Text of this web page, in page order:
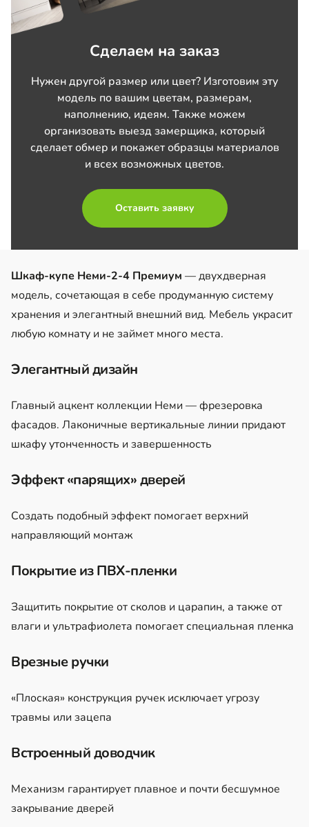
Сделаем на заказ
Нужен другой размер или цвет? Изготовим эту
модель по вашим цветам, размерам,
наполнению, идеям. Также можем
организовать выезд замерщика, который
сделает обмер и покажет образцы материалов
и всех возможных цветов.
Оставить заявку
Шкаф-купе Неми-2-4 Премиум — двухдверная
модель, сочетающая в себе продуманную систему
хранения и элегантный внешний вид. Мебель украсит
любую комнату и не займет много места.
Элегантный дизайн
Главный ацкент коллекции Неми — фрезеровка
фасадов. Лаконичные вертикальные линии придают
шкафу утонченность и завершенность
Эффект «парящих» дверей
Создать подобный эффект помогает верхний
направляющий монтаж
Покрытие из ПВХ-пленки
Защитить покрытие от сколов и царапин, а также от
влаги и ультрафиолета помогает специальная пленка
Врезные ручки
«Плоская» конструкция ручек исключает угрозу
травмы или зацепа
Встроенный доводчик
Механизм гарантирует плавное и почти бесшумное
закрывание дверей